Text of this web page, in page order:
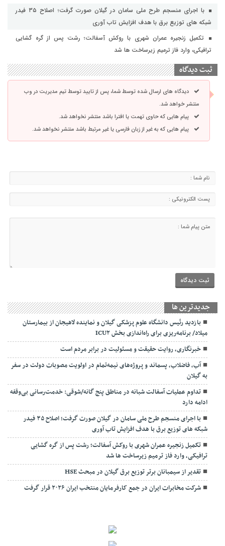
با اجرای منسجم طرح ملی سامان در گیلان صورت گرفت؛ اصلاح ۳۵ فیدر
شبکه های توزیع برق با هدف افزایش تاب آوری
تکمیل زنجیره عمران شهری با روکش آسفالت؛ رشت پس از گره گشایی
ترافیکی، وارد فاز ترمیم زیرساخت ها شد
ثبت دیدگاه
دیدگاه های ارسال شده توسط شما، پس از تایید توسط تیم مدیریت در وب
منتشر خواهد شد.
پیام هایی که حاوی تهمت یا افترا باشد منتشر نخواهد شد.
پیام هایی که به غیر از زبان فارسی یا غیر مرتبط باشد منتشر نخواهد شد.
جديدترين ها
بازدید رئیس دانشگاه علوم پزشکی گیلان و نماینده لاهیجان از بیمارستان
میلاد/ برنامه‌ریزی برای راه‌اندازی بخش ICU۲
خبرنگاری، روایت حقیقت و مسئولیت‌ در برابر مردم است
آب، فاضلاب، پسماند و پروژه‌های نیمه‌تمام در اولویت مصوبات دولت در سفر
به گیلان
تداوم عملیات آسفالت‌ شبانه در مناطق پنج گانه/شوقی: خدمت‌رسانی بی‌وقفه
ادامه دارد
با اجرای منسجم طرح ملی سامان در گیلان صورت گرفت؛ اصلاح ۳۵ فیدر
شبکه های توزیع برق با هدف افزایش تاب آوری
تکمیل زنجیره عمران شهری با روکش آسفالت؛ رشت پس از گره گشایی
ترافیکی، وارد فاز ترمیم زیرساخت ها شد
تقدیر از سیمبانان برتر توزیع برق گیلان در مبحث HSE
شرکت مخابرات ایران در جمع کارفرمایان منتخب ایران ۲۰۲۶ قرار گرفت